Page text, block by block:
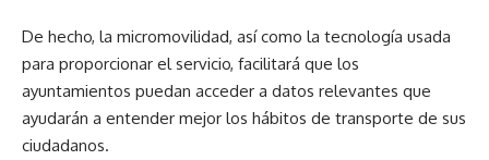
De hecho, la micromovilidad, así como la tecnología usada
para proporcionar el servicio, facilitará que los
ayuntamientos puedan acceder a datos relevantes que
ayudarán a entender mejor los hábitos de transporte de sus
ciudadanos.